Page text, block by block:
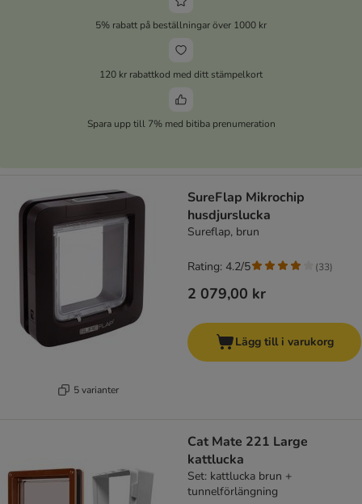
5% rabatt på beställningar över 1000 kr
120 kr rabattkod med ditt stämpelkort
Spara upp till 7% med bitiba prenumeration
5 varianter
SureFlap Mikrochip
husdjurslucka
Sureflap, brun
2 079,00 kr
Rating: 4.2/5 (33)
Lägg till i varukorg
Cat Mate 221 Large
kattlucka
Set: kattlucka brun +
tunnelförlängning